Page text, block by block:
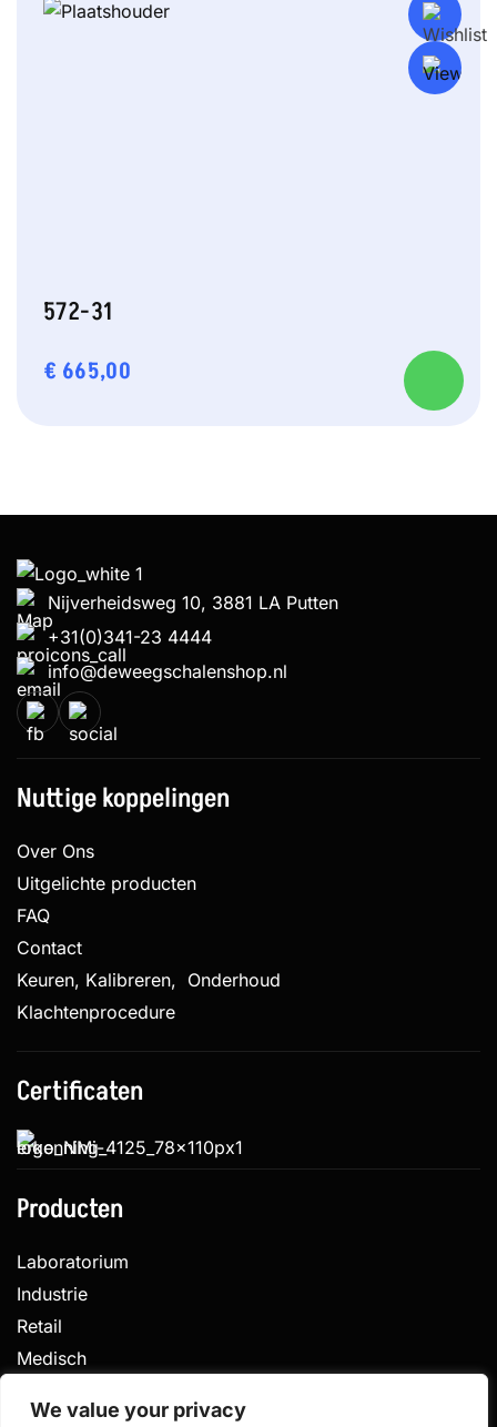
We value your privacy
572-31
€ 665,00
Nijverheidsweg 10, 3881 LA Putten
+31(0)341-23 4444
info@deweegschalenshop.nl
Nuttige koppelingen
Over Ons
Uitgelichte producten
FAQ
Contact
Keuren, Kalibreren, Onderhoud
Klachtenprocedure
Certificaten
Producten
Laboratorium
Industrie
Retail
Medisch